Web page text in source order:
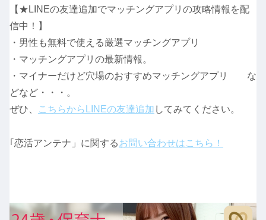
【★LINEの友達追加でマッチングアプリの攻略情報を配
信中！】
・男性も無料で使える厳選マッチングアプリ
・マッチングアプリの最新情報。
・マイナーだけど穴場のおすすめマッチングアプリ な
どなど・・・。
ぜひ、
こちらからLINEの友達追加 してみてください。
｢恋活アンテナ」に関するお問い合わせはこちら！